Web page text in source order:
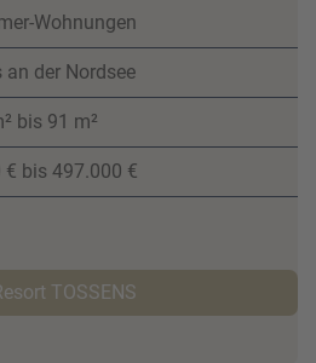
Wohnungen
an der Nordsee
bis 91 m²
€ bis 497.000 €
TOSSENS